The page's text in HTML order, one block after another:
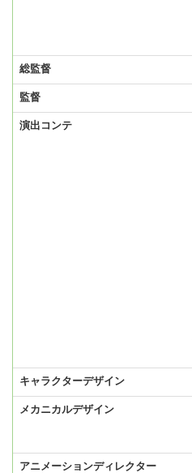
総監督
監督
演出コンテ
キャラクターデザイン
メカニカルデザイン
アニメーションディレクター